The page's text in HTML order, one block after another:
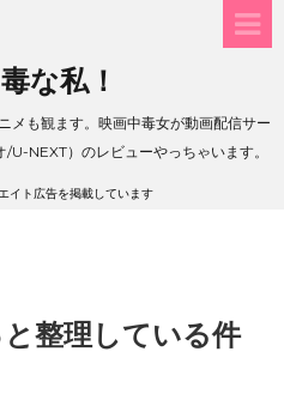
な私！
メも観ます。映画中毒女が動画配信サー
NEXT）のレビューやっちゃいます。
イト広告を掲載しています
整理している件